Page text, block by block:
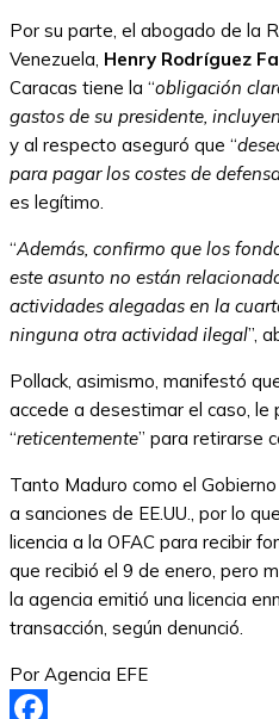
Por su parte, el abogado de la
Venezuela, Henry Rodríguez
Caracas tiene la “obligación
gastos de su presidente,
y al respecto aseguró que “
para pagar los costes de
es legítimo.
“Además, confirmo que los
este asunto no están
actividades alegadas en la
ninguna otra actividad ilegal”,
Pollack, asimismo, manifestó
accede a desestimar el caso, le
“reticentemente” para retirarse
Tanto Maduro como el
a sanciones de EE.UU., por lo
licencia a la OFAC para recibir
que recibió el 9 de enero, pero
la agencia emitió una licencia
transacción, según denunció.
Por Agencia EFE